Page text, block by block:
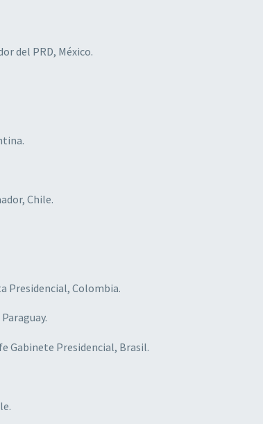
del PRD, México.
Chile.
Presidencial, Colombia.
Gabinete Presidencial, Brasil.